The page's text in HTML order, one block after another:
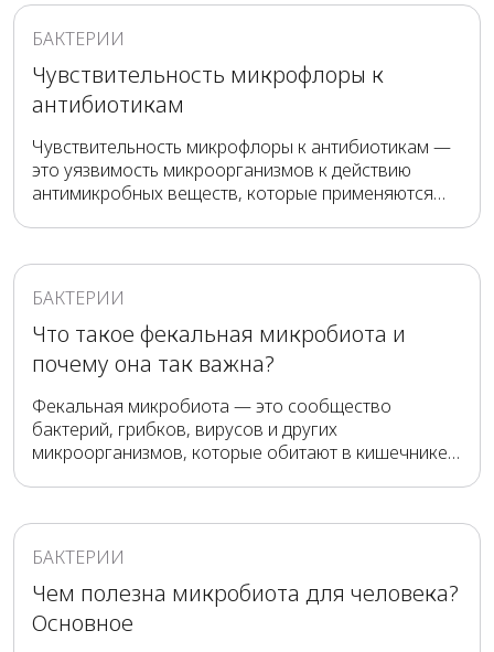
БАКТЕРИИ
Чувствительность микрофлоры к
антибиотикам
Чувствительность микрофлоры к антибиотикам —
это уязвимость микроорганизмов к действию
антимикробных веществ, которые применяются
оптимального антибиотика, подходящего в
конкретном случае.
БАКТЕРИИ
Что такое фекальная микробиота и
почему она так важна?
Фекальная микробиота — это сообщество
бактерий, грибков, вирусов и других
микроорганизмов, которые обитают в кишечнике и
поддерживают здоровье и защищают от болезней.
БАКТЕРИИ
Чем полезна микробиота для человека?
Основное